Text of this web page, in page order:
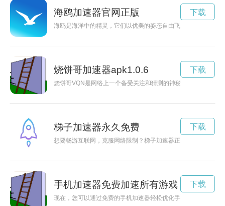
海鸥加速器官网正版
海鸥是海洋中的精灵，它们以优美的姿态自由飞翔于蔚蓝的天
下载
烧饼哥加速器apk1.0.6
烧饼哥VQN是网络上一个备受关注和猜测的神秘人物，他的身
下载
梯子加速器永久免费
想要畅游互联网，克服网络限制？梯子加速器正是你的不二选
下载
手机加速器免费加速所有游戏
现在，您可以通过免费的手机加速器轻松优化手机性能，让您
下载